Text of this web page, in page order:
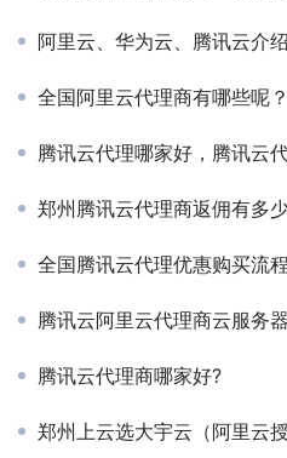
阿里云、华为云、腾讯云介
全国阿里云代理商有哪些呢？
腾讯云代理哪家好，腾讯云
郑州腾讯云代理商返佣有多
全国腾讯云代理优惠购买流程
腾讯云阿里云代理商云服务
腾讯云代理商哪家好?
郑州上云选大宇云（阿里云授权）！